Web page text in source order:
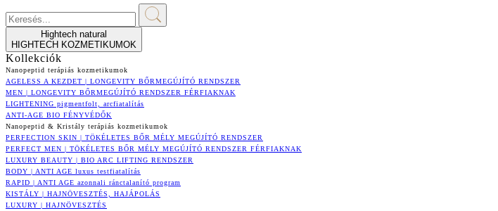
Hightech natural
HIGHTECH KOZMETIKUMOK
Kollekciók
Nanopeptid terápiás kozmetikumok
AGELESS A KEZDET | LONGEVITY BŐRMEGÚJÍTÓ RENDSZER
MEN | LONGEVITY BŐRMEGÚJÍTÓ RENDSZER FÉRFIAKNAK
LIGHTENING pigmentfolt, arcfiatalítás
ANTI-AGE BIO FÉNYVÉDŐK
Nanopeptid & Kristály terápiás kozmetikumok
PERFECTION SKIN | TÖKÉLETES BŐR MÉLY MEGÚJÍTÓ RENDSZER
PERFECT MEN | TÖKÉLETES BŐR MÉLY MEGÚJÍTÓ RENDSZER FÉRFIAKNAK
LUXURY BEAUTY | BIO ARC LIFTING RENDSZER
BODY | ANTI AGE luxus testfiatalítás
RAPID | ANTI AGE azonnali ránctalanító program
KISTÁLY | HAJNÖVESZTÉS, HAJÁPOLÁS
LUXURY | HAJNÖVESZTÉS